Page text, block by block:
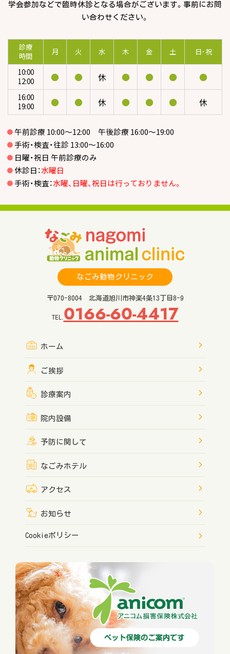
学会参加などで臨時休診となる場合がございます。事前にお問
い合わせください。
診療
時間
月 火 水 木 金 土 日･祝
10:00
12:00
● ● 休 ● ● ● ●
16:00
19:00
● ● 休 ● ● ● 休
午前診療 10:00～12:00 午後診療 16:00～19:00
手術・検査・往診 13:00～16:00
日曜・祝日 午前診療のみ
休診日：水曜日
手術・検査：水曜、日曜、祝日は行っておりません。
なごみ動物クリニック
〒070-8004 北海道旭川市神楽4条13丁目8-9
TEL.0166-60-4417
ホーム
ご挨拶
診療案内
院内設備
予防に関して
なごみホテル
アクセス
お知らせ
Cookieポリシー